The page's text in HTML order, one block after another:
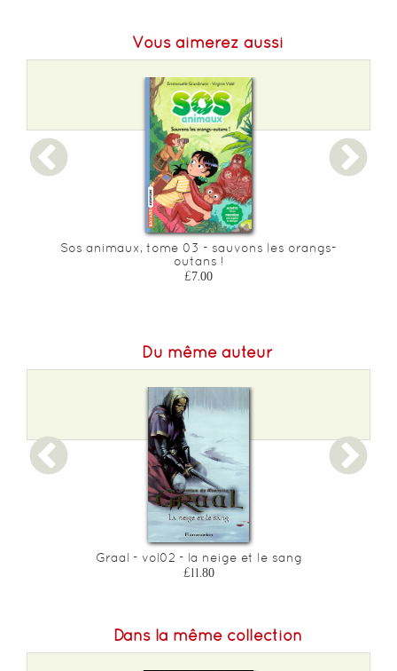
Vous aimerez aussi
Sos animaux, tome 03 - sauvons les orangs-
outans !
£7.00
Du même auteur
Graal - vol02 - la neige et le sang
£11.80
Dans la même collection